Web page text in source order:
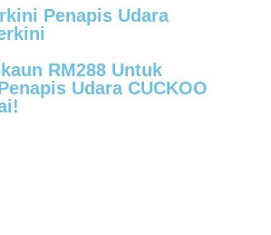
Penapis Udara
RM288 Untuk
Udara CUCKOO